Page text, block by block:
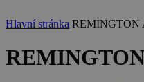
Hlavní stránka REMINGTON